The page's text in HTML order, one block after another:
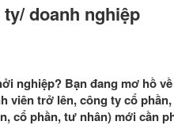
doanh nghiệp
nghiệp? Bạn đang mơ hồ
viên trở lên, công ty cổ
cổ phần, tư nhân) mới cần